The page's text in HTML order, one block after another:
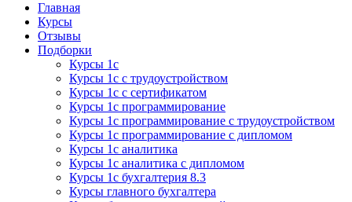
Главная
Курсы
Отзывы
Подборки
Курсы 1с
Курсы 1с с трудоустройством
Курсы 1с с сертификатом
Курсы 1с программирование
Курсы 1с программирование с трудоустройством
Курсы 1с программирование с дипломом
Курсы 1с аналитика
Курсы 1с аналитика с дипломом
Курсы 1с бухгалтерия 8.3
Курсы главного бухгалтера